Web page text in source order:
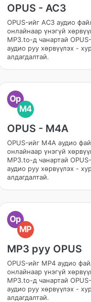
OPUS - AC3
OPUS-ийг AC3 аудио
онлайнаар үнэгүй
MP3.to-д чанартай
аудио руу хөрвүүлэх -
алдагдалтай.
Op
M4
OPUS - M4A
OPUS-ийг M4A аудио
онлайнаар үнэгүй
MP3.to-д чанартай
аудио руу хөрвүүлэх -
алдагдалтай.
Op
MP
MP3 руу OPUS
OPUS-ийг MP4 аудио
онлайнаар үнэгүй
MP3.to-д чанартай
аудио руу хөрвүүлэх -
алдагдалтай.